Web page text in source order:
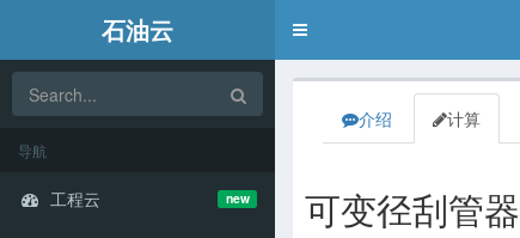
石油云
Toggle
导航
工程云 new
介绍 计算
可变径刮管器